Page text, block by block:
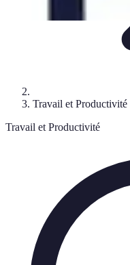
Travail et Productivité
Travail et Productivité